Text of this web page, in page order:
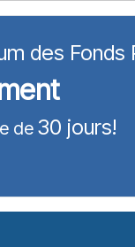
des Fonds
de 30 jours!